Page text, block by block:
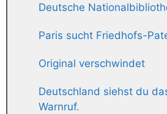
Deutsche
Paris sucht Friedhofs-
Original verschwindet
Deutschland siehst du
Warnruf.